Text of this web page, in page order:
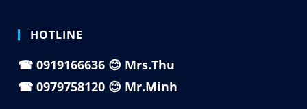
HOTLINE
☎0919166636 😊 Mrs.Thu
☎0979758120 😊 Mr.Minh